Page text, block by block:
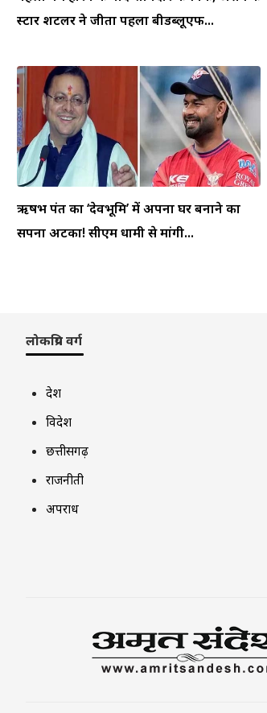
स्टार शटलर ने जीता पहला बीडब्लूएफ...
ऋषभ पंत का ‘देवभूमि’ में अपना घर बनाने का
सपना अटका! सीएम धामी से मांगी...
लोकप्रिय वर्ग
देश
विदेश
छत्तीसगढ़
राजनीती
अपराध